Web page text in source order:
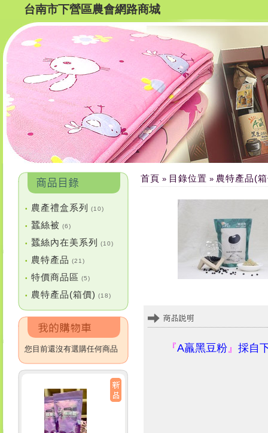
台南市下營區農會網路商城
• 農產禮盒系列 (10)
• 蠶絲被 (6)
• 蠶絲內在美系列 (10)
• 農特產品 (21)
• 特價商品區 (5)
• 農特產品(箱價) (18)
您目前還沒有選購任何商品
首頁 » 目錄位置 » 農特產品(
『A羸黑豆粉』 採自